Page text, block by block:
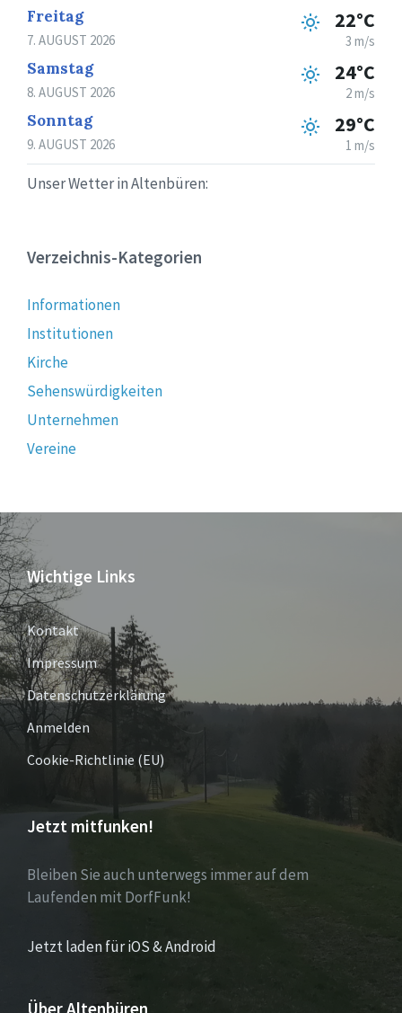
Freitag
7. AUGUST 2026
22°C
3 m/s
Samstag
8. AUGUST 2026
24°C
2 m/s
Sonntag
9. AUGUST 2026
29°C
1 m/s
Unser Wetter in Altenbüren:
Verzeichnis-Kategorien
Informationen
Institutionen
Kirche
Sehenswürdigkeiten
Unternehmen
Vereine
Wichtige Links
Kontakt
Impressum
Datenschutzerklärung
Anmelden
Cookie-Richtlinie (EU)
Jetzt mitfunken!
Bleiben Sie auch unterwegs immer auf dem
Laufenden mit DorfFunk!
Jetzt laden für iOS & Android
Über Altenbüren